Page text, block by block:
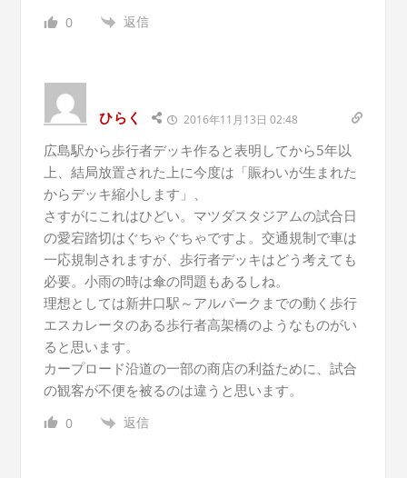
0 返信
ひらく 2016年11月13日 02:48
広島駅から歩行者デッキ作ると表明してから5年以
上、結局放置された上に今度は「賑わいが生まれた
からデッキ縮小します」、
さすがにこれはひどい。マツダスタジアムの試合日
の愛宕踏切はぐちゃぐちゃですよ。交通規制で車は
一応規制されますが、歩行者デッキはどう考えても
必要。小雨の時は傘の問題もあるしね。
理想としては新井口駅～アルパークまでの動く歩行
エスカレータのある歩行者高架橋のようなものがい
ると思います。
カープロード沿道の一部の商店の利益ために、試合
の観客が不便を被るのは違うと思います。
0 返信